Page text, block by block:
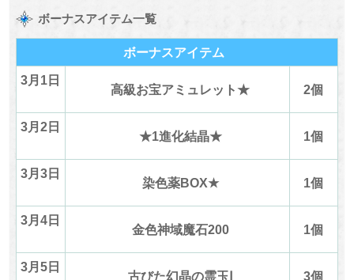
ボーナスアイテム一覧
ボーナスアイテム
3月1日
高級お宝アミュレット★ 2個
3月2日
★1進化結晶★ 1個
3月3日
染色薬BOX★ 1個
3月4日
金色神域魔石200 1個
3月5日
古びた幻晶の霊玉Ⅰ 3個